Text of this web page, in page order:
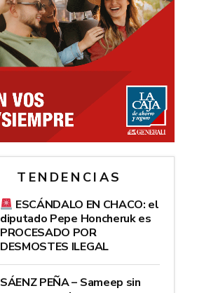
TENDENCIAS
ESCÁNDALO EN CHACO: el
diputado Pepe Honcheruk es
PROCESADO POR
DESMOSTES ILEGAL
SÁENZ PEÑA – Sameep sin